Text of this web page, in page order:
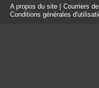
A propos du site Courriers
Conditions générales